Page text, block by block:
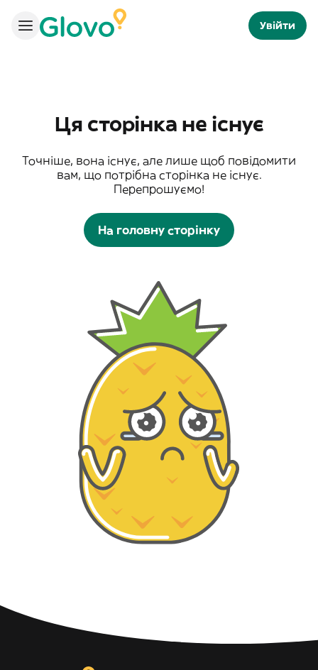
Увійти
Ця сторінка не існує
Точніше, вона існує, але лише щоб повідомити
вам, що потрібна сторінка не існує.
Перепрошуємо!
На головну сторінку